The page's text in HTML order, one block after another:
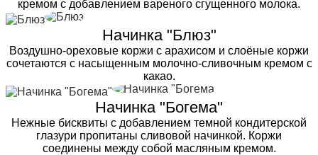
кремом с добавлением вареного сгущенного молока.
Начинка "Блюз"
Воздушно-ореховые коржи с арахисом и слоёные коржи
сочетаются с насыщенным молочно-сливочным кремом с
какао.
Начинка "Богема"
Нежные бисквиты с добавлением темной кондитерской
глазури пропитаны сливовой начинкой. Коржи
соединены между собой масляным кремом.